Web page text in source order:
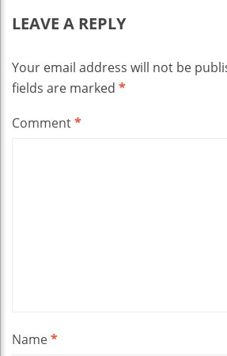
LEAVE A REPLY
Your email address will not be
fields are marked *
Comment*
Name*